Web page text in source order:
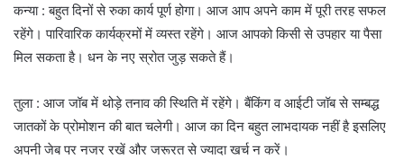
कन्या : बहुत दिनों से रुका कार्य पूर्ण होगा। आज आप अपने काम में पूरी तरह सफल
रहेंगे। पारिवारिक कार्यक्रमों में व्यस्त रहेंगे। आज आपको किसी से उपहार या पैसा
मिल सकता है। धन के नए स्रोत जुड़ सकते हैं।
तुला : आज जॉब में थोड़े तनाव की स्थिति में रहेंगे। बैंकिंग व आईटी जॉब से सम्बद्ध
जातकों के प्रोमोशन की बात चलेगी। आज का दिन बहुत लाभदायक नहीं है इसलिए
अपनी जेब पर नजर रखें और जरूरत से ज्यादा खर्च न करें।